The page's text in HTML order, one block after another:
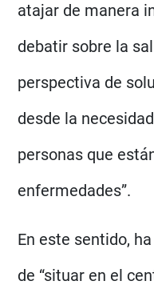
atajar de manera
debatir sobre la
perspectiva de
desde la
personas que
enfermedades”.
En este sentido,
de “situar en el